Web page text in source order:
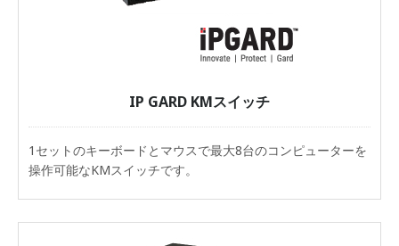
IP GARD KMスイッチ
1セットのキーボードとマウスで最大8台のコンピューターを
操作可能なKMスイッチです。